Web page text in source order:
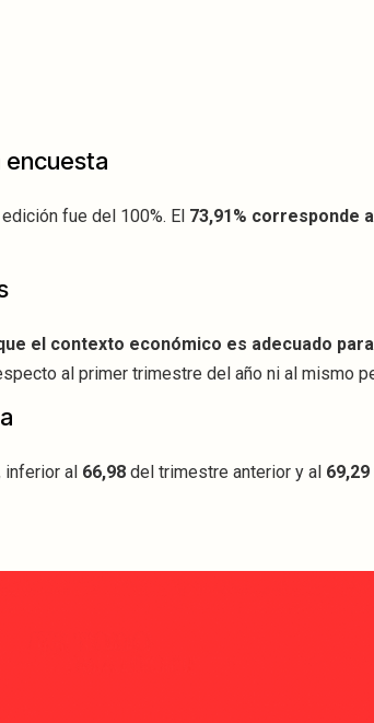
encuesta
fue del 100%. El 73,91% corresponde
el contexto económico es adecuado
al primer trimestre del año ni al mismo
inferior al 66,98 del trimestre anterior y al 69,29